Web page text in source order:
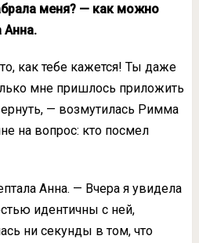
меня? — как можно
Анна.
как тебе кажется! Ты даже
мне пришлось приложить
— возмутилась Римма
на вопрос: кто посмел
Анна. — Вчера я увидела
идентичны с ней,
ни секунды в том, что